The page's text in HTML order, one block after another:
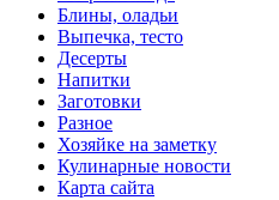
Блины, оладьи
Выпечка, тесто
Десерты
Напитки
Заготовки
Разное
Хозяйке на заметку
Кулинарные новости
Карта сайта